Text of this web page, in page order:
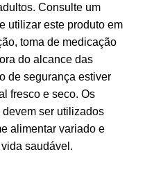
Consulte um
utilizar este produto em
toma de medicação
do alcance das
de segurança estiver
fresco e seco. Os
ser utilizados
alimentar variado e
saudável.